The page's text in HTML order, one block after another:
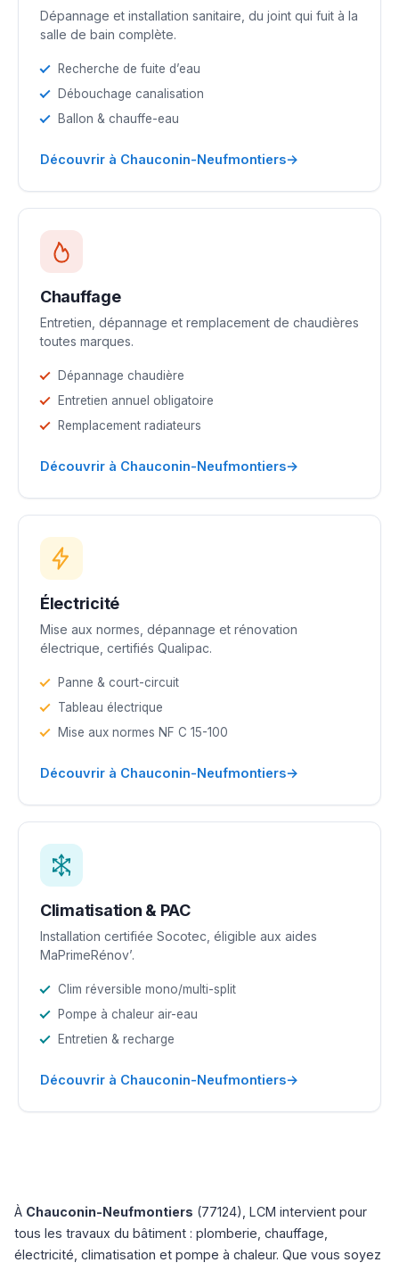
Dépannage et installation sanitaire, du joint qui fuit à la
salle de bain complète.
Recherche de fuite d’eau
Débouchage canalisation
Ballon & chauffe-eau
Découvrir à Chauconin-Neufmontiers→
Chauffage
Entretien, dépannage et remplacement de chaudières
toutes marques.
Dépannage chaudière
Entretien annuel obligatoire
Remplacement radiateurs
Découvrir à Chauconin-Neufmontiers→
Électricité
Mise aux normes, dépannage et rénovation
électrique, certifiés Qualipac.
Panne & court-circuit
Tableau électrique
Mise aux normes NF C 15-100
Découvrir à Chauconin-Neufmontiers→
Climatisation & PAC
Installation certifiée Socotec, éligible aux aides
MaPrimeRénov’.
Clim réversible mono/multi-split
Pompe à chaleur air-eau
Entretien & recharge
Découvrir à Chauconin-Neufmontiers→
À Chauconin-Neufmontiers (77124), LCM intervient pour
tous les travaux du bâtiment : plomberie, chauffage,
électricité, climatisation et pompe à chaleur. Que vous soyez